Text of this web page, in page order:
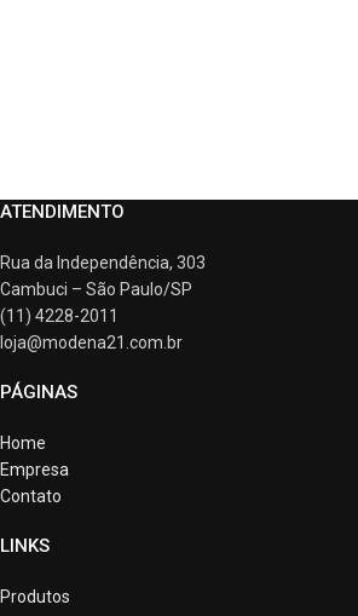
ATENDIMENTO
Rua da Independência, 303
Cambuci – São Paulo/SP
(11) 4228-2011
loja@modena21.com.br
PÁGINAS
Home
Empresa
Contato
LINKS
Produtos